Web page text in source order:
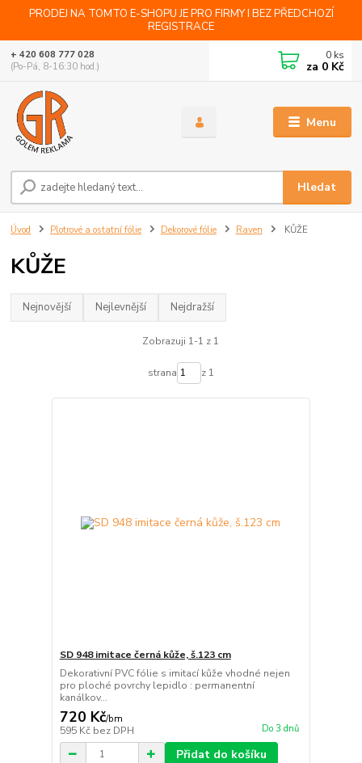
PRODEJ NA TOMTO E-SHOPU JE PRO FIRMY I BEZ PŘEDCHOZÍ
REGISTRACE
Menu
Hledat
+ 420 608 777 028
(Po-Pá, 8-16:30 hod.)
0 ks
za 0 Kč
Úvod Plotrové a ostatní fólie Dekorové fólie Raven KŮŽE
KŮŽE
Nejnovější Nejlevnější Nejdražší
Zobrazuji 1-1 z 1
strana z 1
SD 948 imitace černá kůže, š.123 cm
Dekorativní PVC fólie s imitací kůže vhodné nejen
pro ploché povrchy lepidlo : permanentní
kanálkov...
720 Kč/bm
595 Kč bez DPH Do 3 dnů
Přidat do košíku